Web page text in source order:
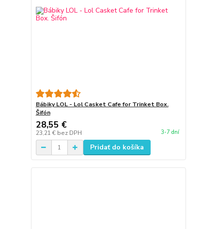
Bábiky LOL - Lol Casket Cafe for Trinket Box.
Šifón
28,55 €
23,21 € bez DPH 3-7 dní
Pridať do košíka